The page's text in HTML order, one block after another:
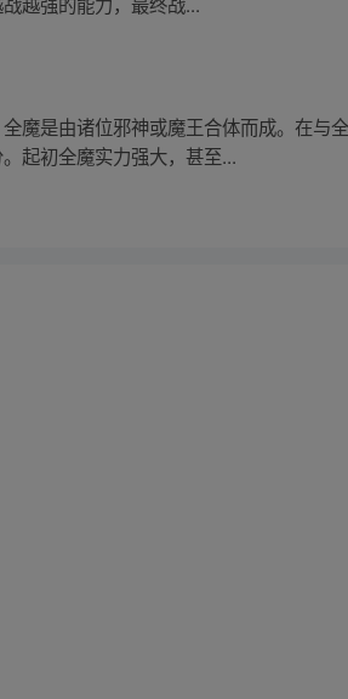
魔是由诸位邪神或魔王合体而成。在与
起初全魔实力强大，甚至...